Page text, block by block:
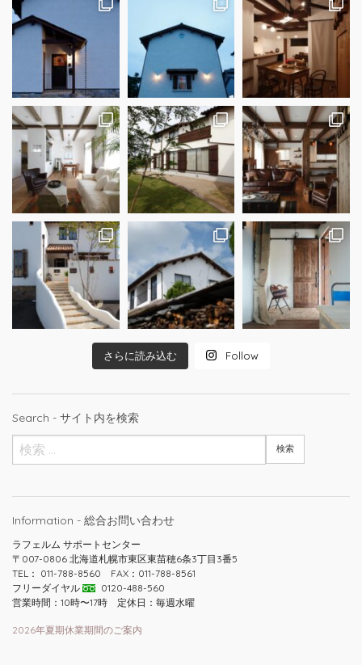
さらに読み込む Follow
Search - サイト内を検索
Information - 総合お問い合わせ
ラフェルム サポートセンター
〒007-0806 北海道札幌市東区東苗穂6条3丁目3番5
TEL： 011-788-8560 FAX：011-788-8561
フリーダイヤル
0120-488-560
営業時間：10時〜17時 定休日：毎週水曜
2026年夏期休業期間のご案内